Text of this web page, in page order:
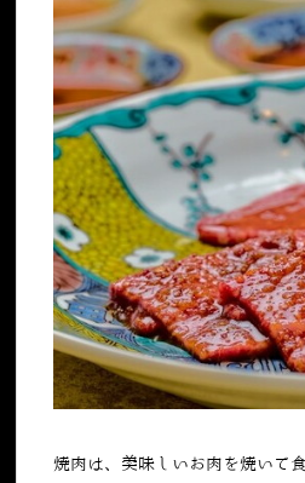
焼肉は、美味しいお肉を焼いて